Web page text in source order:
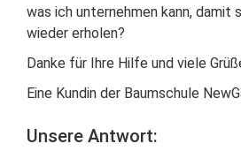
was ich unternehmen kann, damit
wieder erholen?
Danke für Ihre Hilfe und viele
Eine Kundin der Baumschule
Unsere Antwort: